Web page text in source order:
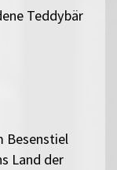
Teddybär
Besenstiel
Land der